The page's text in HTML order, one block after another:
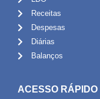
Receitas
Despesas
Diárias
Balanços
ACESSO RÁPIDO